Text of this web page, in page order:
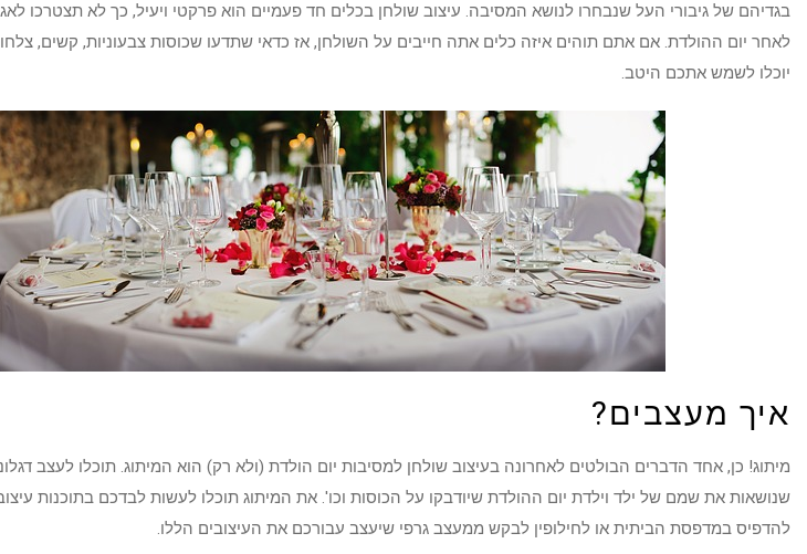
בגדיהם של גיבורי העל שנבחרו לנושא המסיבה. עיצוב שולחן בכלים חד פעמיים הוא פרקטי ויעיל, כך לא תצטרכו
לאחר יום ההולדת. אם אתם תוהים איזה כלים אתה חייבים על השולחן, אז כדאי שתדעו שכוסות צבעוניות, קשים,
יוכלו לשמש אתכם היטב.
איך מעצבים?
מיתוג! כן, אחד הדברים הבולטים לאחרונה בעיצוב שולחן למסיבות יום הולדת (ולא רק) הוא המיתוג. תוכלו לעצב
שנושאות את שמם של ילד וילדת יום ההולדת שיודבקו על הכוסות וכו'. את המיתוג תוכלו לעשות לבדכם בתוכנות
להדפיס במדפסת הביתית או לחילופין לבקש ממעצב גרפי שיעצב עבורכם את העיצובים הללו.